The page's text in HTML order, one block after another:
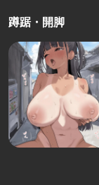
蹲踞・開脚